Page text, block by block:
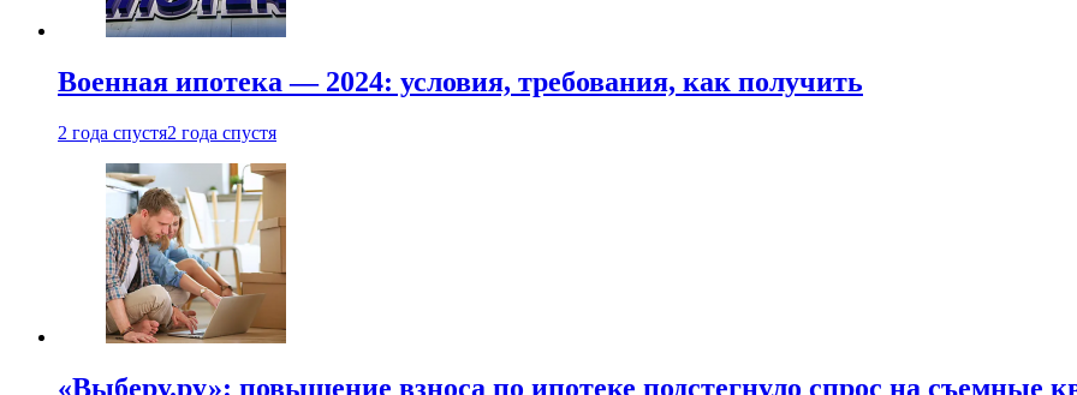
Военная ипотека — 2024: условия, требования, как получить
2 года спустя2 года спустя
«Выберу.ру»: повышение взноса по ипотеке подстегнуло спрос на съемные